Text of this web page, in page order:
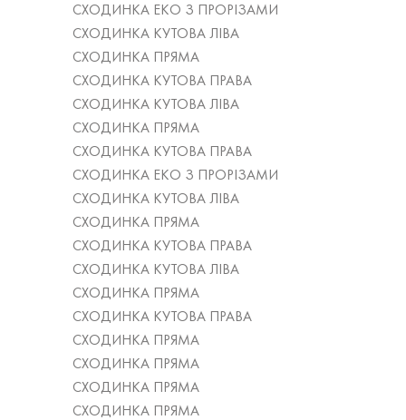
СХОДИНКА ЕКО З ПРОРІЗАМИ
СХОДИНКА КУТОВА ЛІВА
СХОДИНКА ПРЯМА
СХОДИНКА КУТОВА ПРАВА
СХОДИНКА КУТОВА ЛІВА
СХОДИНКА ПРЯМА
СХОДИНКА КУТОВА ПРАВА
СХОДИНКА ЕКО З ПРОРІЗАМИ
СХОДИНКА КУТОВА ЛІВА
СХОДИНКА ПРЯМА
СХОДИНКА КУТОВА ПРАВА
СХОДИНКА КУТОВА ЛІВА
СХОДИНКА ПРЯМА
СХОДИНКА КУТОВА ПРАВА
СХОДИНКА ПРЯМА
СХОДИНКА ПРЯМА
СХОДИНКА ПРЯМА
СХОДИНКА ПРЯМА